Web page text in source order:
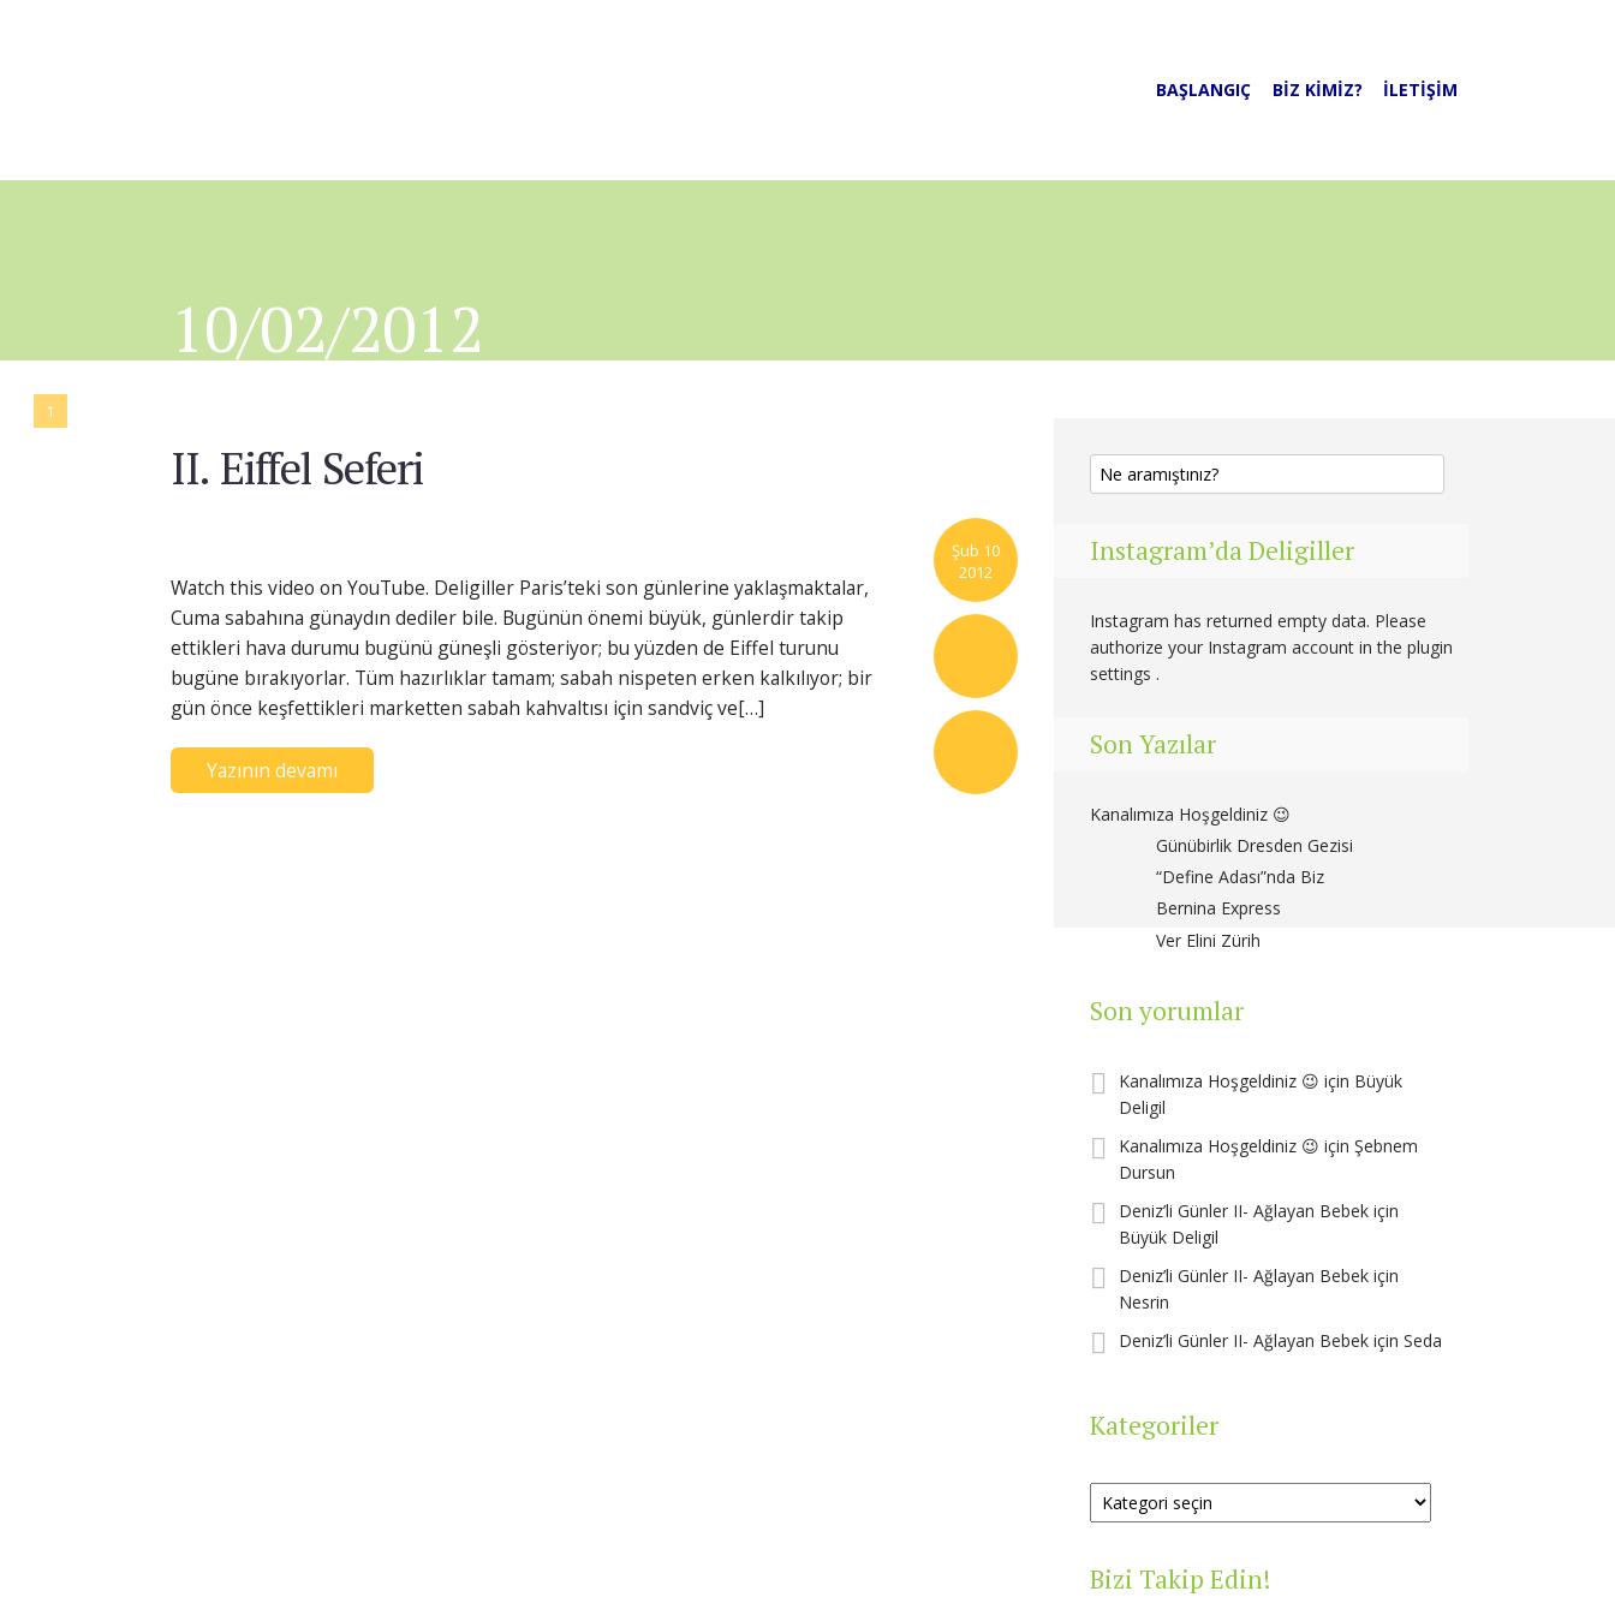
BAŞLANGIÇ BIZ KIMIZ? İLETIŞIM
10/02/2012
1
II. Eiffel Seferi
Şub 10
2012
Watch this video on YouTube. Deligiller Paris’teki son günlerine yaklaşmaktalar,
Cuma sabahına günaydın dediler bile. Bugünün önemi büyük, günlerdir takip
ettikleri hava durumu bugünü güneşli gösteriyor; bu yüzden de Eiffel turunu
bugüne bırakıyorlar. Tüm hazırlıklar tamam; sabah nispeten erken kalkılıyor; bir
gün önce keşfettikleri marketten sabah kahvaltısı için sandviç ve[…]
Yazının devamı
Instagram’da Deligiller
Instagram has returned empty data. Please
authorize your Instagram account in the plugin
settings .
Son Yazılar
Kanalımıza Hoşgeldiniz 😉
Günübirlik Dresden Gezisi
“Define Adası”nda Biz
Bernina Express
Ver Elini Zürih
Son yorumlar
Kanalımıza Hoşgeldiniz 😉 için Büyük
Deligil
Kanalımıza Hoşgeldiniz 😉 için Şebnem
Dursun
Deniz’li Günler II- Ağlayan Bebek için
Büyük Deligil
Deniz’li Günler II- Ağlayan Bebek için
Nesrin
Deniz’li Günler II- Ağlayan Bebek için Seda
Kategoriler
Kategoriler
Bizi Takip Edin!